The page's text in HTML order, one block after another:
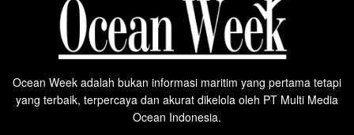
Ocean Week adalah bukan informasi maritim yang pertama tetapi
yang terbaik, terpercaya dan akurat dikelola oleh PT Multi Media
Ocean Indonesia.